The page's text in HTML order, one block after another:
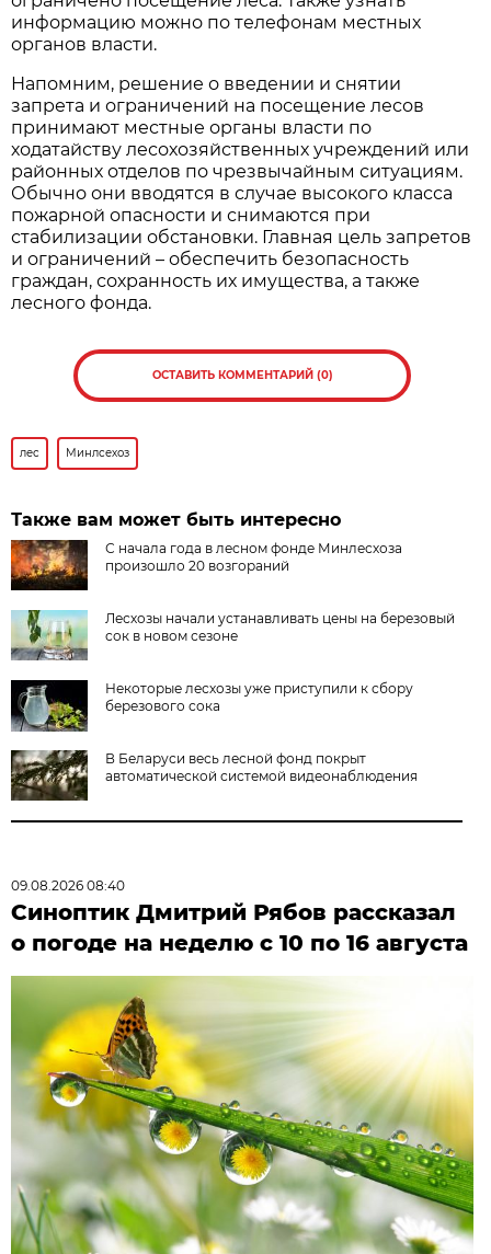
информацию можно по телефонам местных
органов власти.
Напомним, решение о введении и снятии
запрета и ограничений на посещение лесов
принимают местные органы власти по
ходатайству лесохозяйственных учреждений или
районных отделов по чрезвычайным ситуациям.
Обычно они вводятся в случае высокого класса
пожарной опасности и снимаются при
стабилизации обстановки. Главная цель запретов
и ограничений – обеспечить безопасность
граждан, сохранность их имущества, а также
лесного фонда.
ОСТАВИТЬ КОММЕНТАРИЙ (0)
лес Минлсехоз
Также вам может быть интересно
С начала года в лесном фонде Минлесхоза
произошло 20 возгораний
Лесхозы начали устанавливать цены на березовый
сок в новом сезоне
Некоторые лесхозы уже приступили к сбору
березового сока
В Беларуси весь лесной фонд покрыт
автоматической системой видеонаблюдения
09.08.2026 08:40
Синоптик Дмитрий Рябов рассказал
о погоде на неделю с 10 по 16 августа